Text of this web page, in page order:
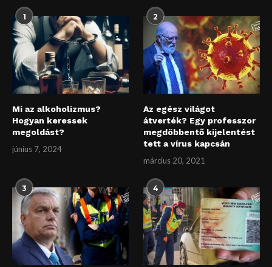
1
Mi az alkoholizmus?
Hogyan keressek
megoldást?
június 7, 2024
2
Az egész világot
átverték? Egy professzor
megdöbbentő kijelentést
tett a vírus kapcsán
március 20, 2021
3 4